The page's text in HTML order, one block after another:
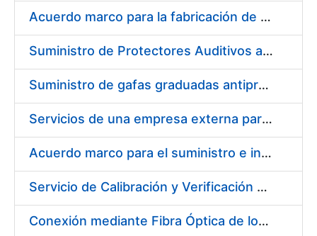
Acuerdo marco para la fabricación de piezas
Suministro de Protectores Auditivos a medida para las personas trabajadoras de los Centros de Trabajo de Madrid y Burgos
Suministro de gafas graduadas antiproyecciones para los trabajadores de la FNMT-RCM en los centros de trabajo de Madrid y Burgos
Servicios de una empresa externa para el asesoramiento y resolución de los recursos de alzada que se presentan relacionados con procesos de selección para la FNMT-RCM
Acuerdo marco para el suministro e instalación de persianas, estores y otros complementos
Servicio de Calibración y Verificación Externa de los Equipos de Medición del Servicio de Prevención de la FNMT-RCM
Conexión mediante Fibra Óptica de los Centros de Proceso de Datos (CPDs) de las sedes de la FNMT-RCM de Burgos y Madrid